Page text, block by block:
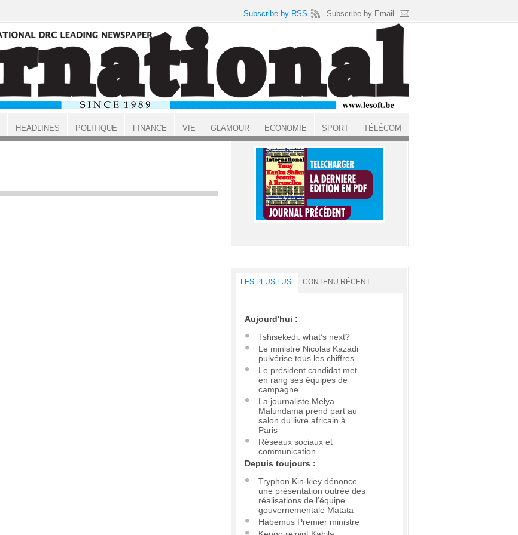
LES PLUS LUS CONTENU RÉCENT
Aujourd'hui :
Tshisekedi: what’s next?
Le ministre Nicolas Kazadi
pulvérise tous les chiffres
Le président candidat met
en rang ses équipes de
campagne
La journaliste Melya
Malundama prend part au
salon du livre africain à
Paris
Réseaux sociaux et
communication
Depuis toujours :
Tryphon Kin-kiey dénonce
une présentation outrée des
réalisations de l’équipe
gouvernementale Matata
Habemus Premier ministre
Subscribe by RSS Subscribe by Email
HEADLINES POLITIQUE FINANCE VIE GLAMOUR ECONOMIE SPORT TÉLÉCOM